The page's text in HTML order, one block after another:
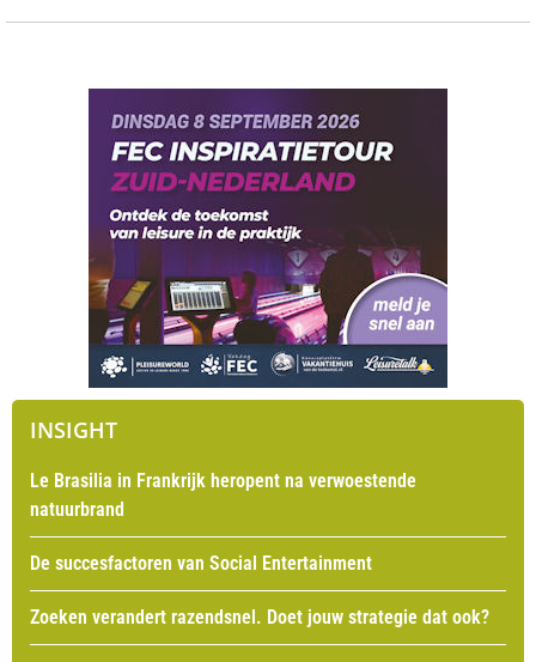
INSIGHT
Le Brasilia in Frankrijk heropent na verwoestende
natuurbrand
De succesfactoren van Social Entertainment
Zoeken verandert razendsnel. Doet jouw strategie dat ook?